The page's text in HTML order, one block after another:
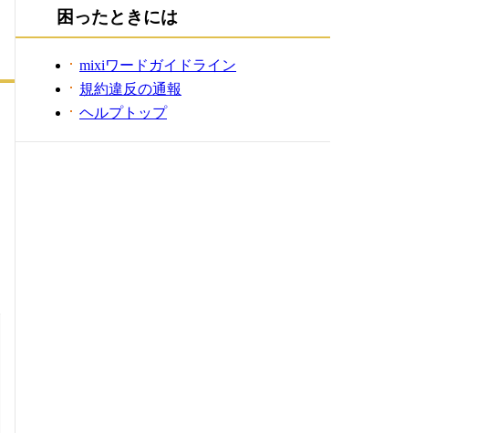
困ったときには
mixiワードガイドライン
規約違反の通報
ヘルプトップ